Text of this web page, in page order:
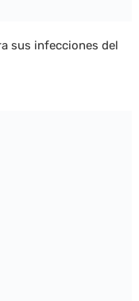
sus infecciones del